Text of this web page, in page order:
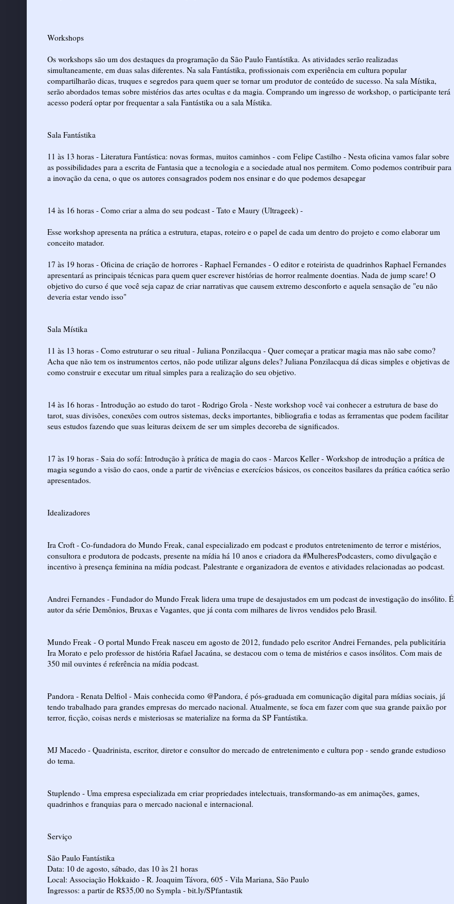
Workshops
Os workshops são um dos destaques da programação da São Paulo Fantástika. As atividades serão realizadas
simultaneamente, em duas salas diferentes. Na sala Fantástika, profissionais com experiência em cultura popular
compartilharão dicas, truques e segredos para quem quer se tornar um produtor de conteúdo de sucesso. Na sala Místika,
serão abordados temas sobre mistérios das artes ocultas e da magia. Comprando um ingresso de workshop, o participante terá
acesso poderá optar por frequentar a sala Fantástika ou a sala Místika.
Sala Fantástika
11 às 13 horas - Literatura Fantástica: novas formas, muitos caminhos - com Felipe Castilho - Nesta oficina vamos falar sobre
as possibilidades para a escrita de Fantasia que a tecnologia e a sociedade atual nos permitem. Como podemos contribuir para
a inovação da cena, o que os autores consagrados podem nos ensinar e do que podemos desapegar
14 às 16 horas - Como criar a alma do seu podcast - Tato e Maury (Ultrageek) -
Esse workshop apresenta na prática a estrutura, etapas, roteiro e o papel de cada um dentro do projeto e como elaborar um
conceito matador.
17 às 19 horas - Oficina de criação de horrores - Raphael Fernandes - O editor e roteirista de quadrinhos Raphael Fernandes
apresentará as principais técnicas para quem quer escrever histórias de horror realmente doentias. Nada de jump scare! O
objetivo do curso é que você seja capaz de criar narrativas que causem extremo desconforto e aquela sensação de "eu não
deveria estar vendo isso"
Sala Místika
11 às 13 horas - Como estruturar o seu ritual - Juliana Ponzilacqua - Quer começar a praticar magia mas não sabe como?
Acha que não tem os instrumentos certos, não pode utilizar alguns deles? Juliana Ponzilacqua dá dicas simples e objetivas de
como construir e executar um ritual simples para a realização do seu objetivo.
14 às 16 horas - Introdução ao estudo do tarot - Rodrigo Grola - Neste workshop você vai conhecer a estrutura de base do
tarot, suas divisões, conexões com outros sistemas, decks importantes, bibliografia e todas as ferramentas que podem facilitar
seus estudos fazendo que suas leituras deixem de ser um simples decoreba de significados.
17 às 19 horas - Saia do sofá: Introdução à prática de magia do caos - Marcos Keller - Workshop de introdução a prática de
magia segundo a visão do caos, onde a partir de vivências e exercícios básicos, os conceitos basilares da prática caótica serão
apresentados.
Idealizadores
Ira Croft - Co-fundadora do Mundo Freak, canal especializado em podcast e produtos entretenimento de terror e mistérios,
consultora e produtora de podcasts, presente na mídia há 10 anos e criadora da #MulheresPodcasters, como divulgação e
incentivo à presença feminina na mídia podcast. Palestrante e organizadora de eventos e atividades relacionadas ao podcast.
Andrei Fernandes - Fundador do Mundo Freak lidera uma trupe de desajustados em um podcast de investigação do insólito. É
autor da série Demônios, Bruxas e Vagantes, que já conta com milhares de livros vendidos pelo Brasil.
Mundo Freak - O portal Mundo Freak nasceu em agosto de 2012, fundado pelo escritor Andrei Fernandes, pela publicitária
Ira Morato e pelo professor de história Rafael Jacaúna, se destacou com o tema de mistérios e casos insólitos. Com mais de
350 mil ouvintes é referência na mídia podcast.
Pandora - Renata Delfiol - Mais conhecida como @Pandora, é pós-graduada em comunicação digital para mídias sociais, já
tendo trabalhado para grandes empresas do mercado nacional. Atualmente, se foca em fazer com que sua grande paixão por
terror, ficção, coisas nerds e misteriosas se materialize na forma da SP Fantástika.
MJ Macedo - Quadrinista, escritor, diretor e consultor do mercado de entretenimento e cultura pop - sendo grande estudioso
do tema.
Stuplendo - Uma empresa especializada em criar propriedades intelectuais, transformando-as em animações, games,
quadrinhos e franquias para o mercado nacional e internacional.
Serviço
São Paulo Fantástika
Data: 10 de agosto, sábado, das 10 às 21 horas
Local: Associação Hokkaido - R. Joaquim Távora, 605 - Vila Mariana, São Paulo
Ingressos: a partir de R$35,00 no Sympla - bit.ly/SPfantastik